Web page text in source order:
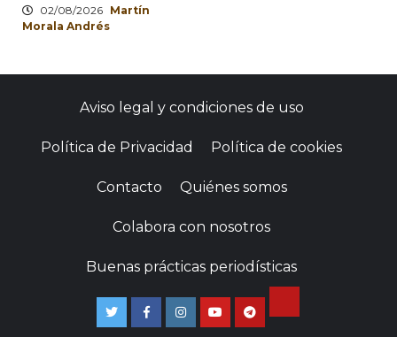
02/08/2026 Martín
Morala Andrés
Aviso legal y condiciones de uso
Política de Privacidad Política de cookies
Contacto Quiénes somos
Colabora con nosotros
Buenas prácticas periodísticas